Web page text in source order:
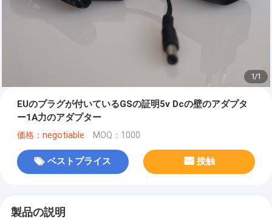
1/1
EUのプラグが付いているGSの証明5v Dcの壁のアダプタ
ー1A力のアダプター
価格：negotiable MOQ：1000
ベストプライス 接触
製品の説明